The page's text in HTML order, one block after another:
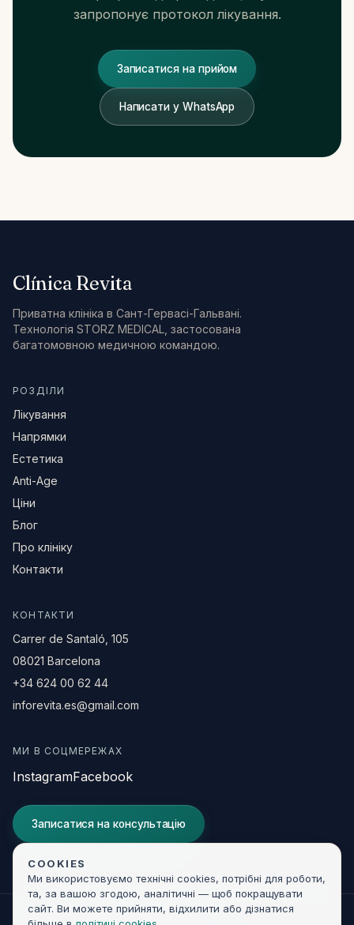
запропонує протокол лікування.
Записатися на прийом
Написати у WhatsApp
ЯК ДІСТАТИСЯ
Carrer de Santaló, 105
08021 Barcelona
Clínica Revita
Приватна клініка в Сант-Гервасі-Гальвані.
Технологія STORZ MEDICAL, застосована
багатомовною медичною командою.
РОЗДІЛИ
Лікування
Напрямки
Естетика
Anti-Age
Ціни
Блог
Про клініку
Контакти
КОНТАКТИ
Carrer de Santaló, 105
08021 Barcelona
+34 624 00 62 44
inforevita.es@gmail.com
МИ В СОЦМЕРЕЖАХ
InstagramFacebook
Записатися на консультацію
© 2026 Clínica Revita. Усі права захищені.
COOKIES
Ми використовуємо технічні cookies, потрібні для роботи,
та, за вашою згодою, аналітичні — щоб покращувати
сайт. Ви можете прийняти, відхилити або дізнатися